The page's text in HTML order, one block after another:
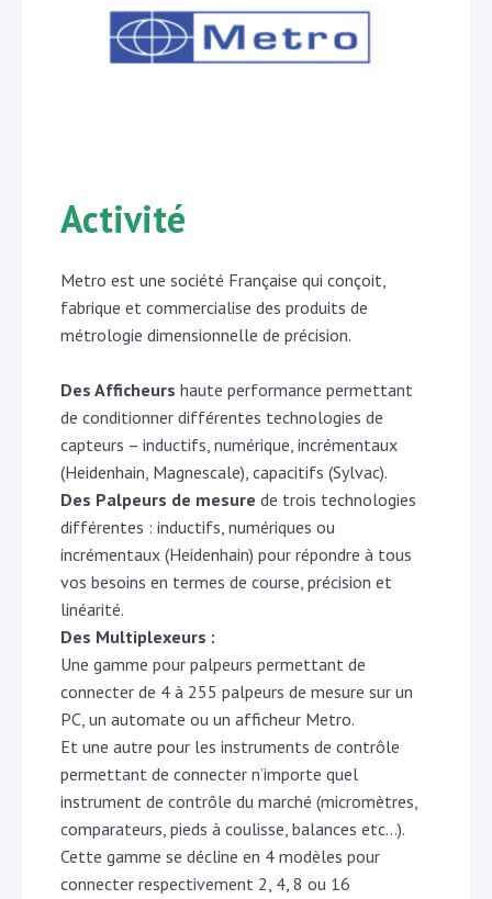
Activité
Metro est une société Française qui conçoit,
fabrique et commercialise des produits de
métrologie dimensionnelle de précision.
Des Afficheurs haute performance permettant
de conditionner différentes technologies de
capteurs – inductifs, numérique, incrémentaux
(Heidenhain, Magnescale), capacitifs (Sylvac).
Des Palpeurs de mesure de trois technologies
différentes : inductifs, numériques ou
incrémentaux (Heidenhain) pour répondre à tous
vos besoins en termes de course, précision et
linéarité.
Des Multiplexeurs :
Une gamme pour palpeurs permettant de
connecter de 4 à 255 palpeurs de mesure sur un
PC, un automate ou un afficheur Metro.
Et une autre pour les instruments de contrôle
permettant de connecter n’importe quel
instrument de contrôle du marché (micromètres,
comparateurs, pieds à coulisse, balances etc…).
Cette gamme se décline en 4 modèles pour
connecter respectivement 2, 4, 8 ou 16